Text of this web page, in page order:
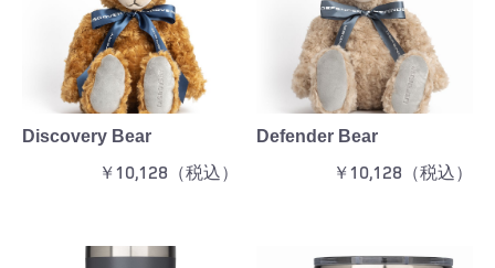
お買い物を続ける カートへ進む
Discovery Bear
￥10,128（税込）
Defender Bear
￥10,128（税込）